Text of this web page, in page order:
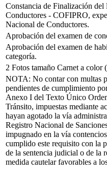
Constancia de Finalización del
Conductores - COFIPRO,
Nacional de Conductores.
Aprobación del examen de
Aprobación del examen de
categoría.
2 Fotos tamaño Carnet a color
NOTA: No contar con multas
pendientes de cumplimiento
Anexo I del Texto Único
Tránsito, impuestas mediante
hayan agotado la vía
Registro Nacional de
impugnado en la vía
cumplido este requisito con la
de la sentencia judicial o de la
medida cautelar favorables a